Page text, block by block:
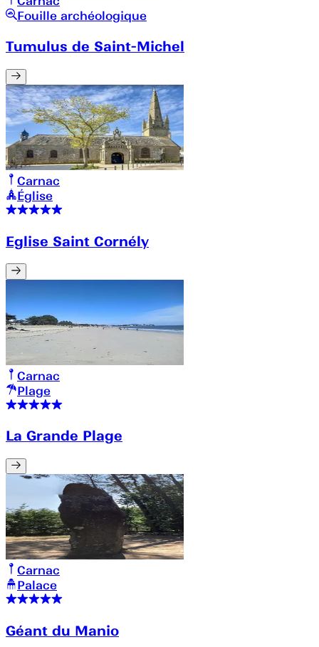
Fouille archéologique
Tumulus de Saint-Michel
Carnac
Église
Eglise Saint Cornély
Carnac
Plage
La Grande Plage
Carnac
Palace
Géant du Manio